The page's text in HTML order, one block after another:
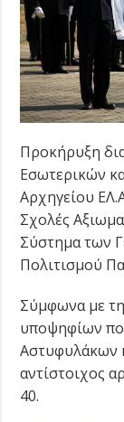
Προκήρυξη
Εσωτερικών
Αρχηγείου
Σχολές
Σύστημα των
Πολιτισμού
Σύμφωνα με
υποψηφίων
Αστυφυλάκων
αντίστοιχος
40.